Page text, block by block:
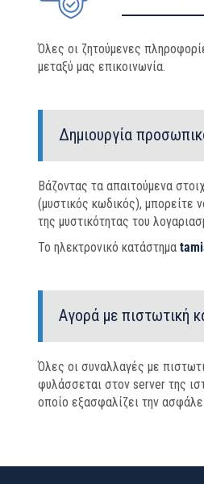
Όλες οι ζητούμενες
μεταξύ μας επικοινωνία.
Δημιουργία
Βάζοντας τα απαιτούμενα
(μυστικός κωδικός), μπορείτε
της μυστικότητας του
Το ηλεκτρονικό κατάστημα
Αγορά με πιστωτική
Όλες οι συναλλαγές με
φυλάσσεται στον server της
οποίο εξασφαλίζει την